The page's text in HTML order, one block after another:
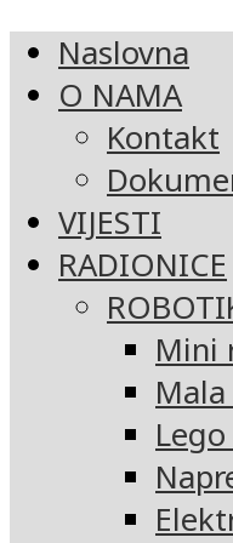
Naslovna
O NAMA
Kontakt
VIJESTI
RADIONICE
Mini